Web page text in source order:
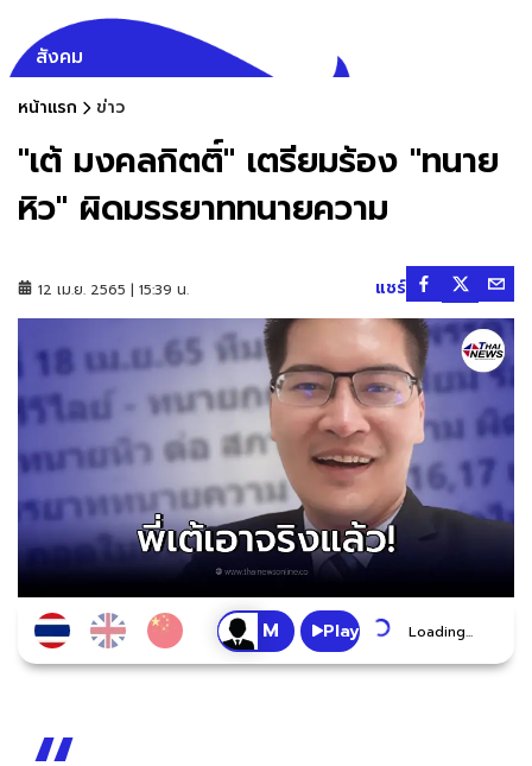
สังคม
หน้าแรก ข่าว
"เต้ มงคลกิตติ์" เตรียมร้อง "ทนาย
หิว" ผิดมรรยาททนายความ
12 เม.ย. 2565 | 15:39 น. แชร์
Play Loading...